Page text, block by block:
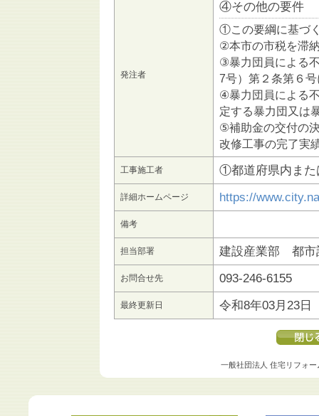
発注者
④その他の要件
①この要綱に基づ
②本市の市税を滞
③暴力団員による
7号）第２条第６
④暴力団員による
定する暴力団又は
⑤補助金の交付の
改修工事の完了実
工事施工者 ①都道府県内また
詳細ホームページ https://
備考
担当部署 建設産業部 都市
お問合せ先 093-246-6155
最終更新日 令和8年03月23日
一般社団法人 住宅リフォー